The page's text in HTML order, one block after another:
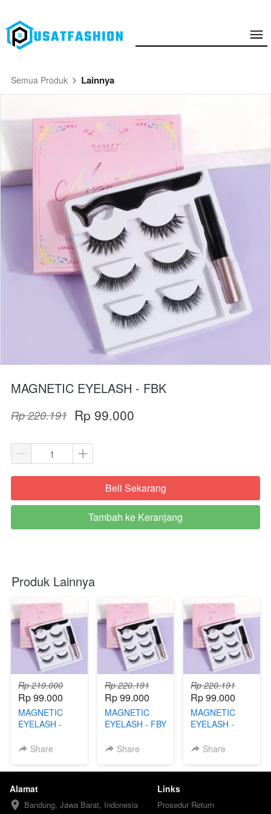
Semua Produk Lainnya
MAGNETIC EYELASH - FBK
Rp 220.191 Rp 99.000
`Beli Sekarang
`
Tambah ke Keranjang
Produk Lainnya
Rp 219.000
Rp 99.000
MAGNETIC
EYELASH -
Share
Rp 220.191
Rp 99.000
MAGNETIC
EYELASH - FBY
Share
Rp 220.191
Rp 99.000
MAGNETIC
EYELASH -
Share
Alamat
Bandung, Jawa Barat, Indonesia
Links
Prosedur Return